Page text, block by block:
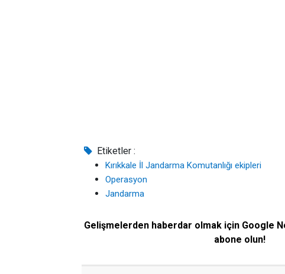
Etiketler :
Kırıkkale İl Jandarma Komutanlığı ekipleri
Operasyon
Jandarma
Gelişmelerden haberdar olmak için Google
abone olun!